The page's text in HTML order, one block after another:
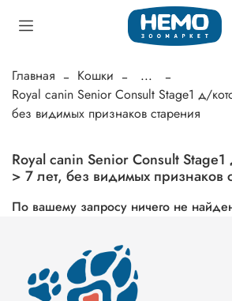
Главная Кошки
...
Royal canin Senior Consult Stage1 д/
без видимых признаков старения
Royal canin Senior Consult
> 7 лет, без видимых признаков
По вашему запросу ничего не